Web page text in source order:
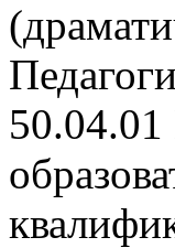
50.04.01